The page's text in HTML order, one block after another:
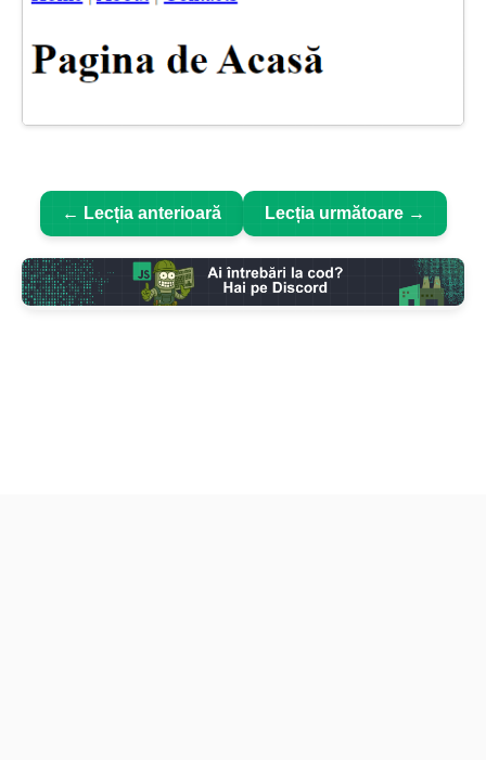
← Lecția anterioară Lecția următoare →